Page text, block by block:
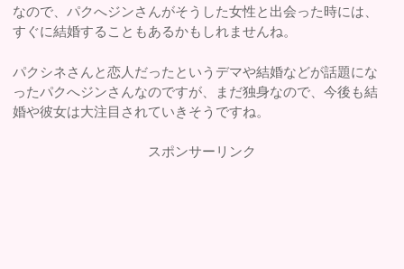
なので、パクへジンさんがそうした女性と出会った時には、
すぐに結婚することもあるかもしれませんね。
パクシネさんと恋人だったというデマや結婚などが話題にな
ったパクへジンさんなのですが、まだ独身なので、今後も結
婚や彼女は大注目されていきそうですね。
スポンサーリンク